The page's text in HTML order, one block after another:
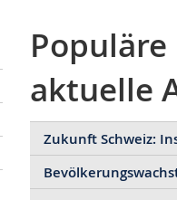
aktuelle
Zukunft Schweiz:
Eichenberger,